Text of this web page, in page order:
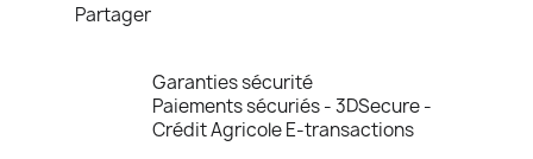
Partager
Garanties sécurité
Paiements sécuriés - 3DSecure -
Crédit Agricole E-transactions